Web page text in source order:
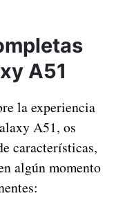
A51
la experiencia
A51, os
características,
algún momento